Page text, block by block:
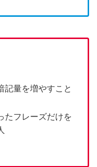
記量を増やすこと
たフレーズだけを